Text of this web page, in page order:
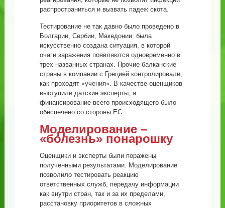
распространиться и вызвать падеж скота.
Тестирование не так давно было проведено в
Болгарии, Сербии, Македонии: была
искусственно создана ситуация, в которой
очаги заражения появляются одновременно в
трех названных странах. Прочие балканские
страны в компании с Грецией контролировали,
как проходят «учения». В качестве оценщиков
выступили датские эксперты, а
финансирование всего происходящего было
обеспечено со стороны ЕС.
Моделирование –
«болезнь» понарошку
Оценщики и эксперты были поражены
полученными результатами. Моделирование
позволило тестировать реакцию
ответственных служб, передачу информации
как внутри стран, так и за их пределами,
расстановку приоритетов в сложных